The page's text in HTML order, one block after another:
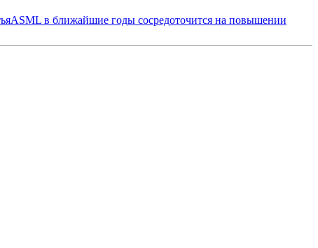
ASML в ближайшие годы сосредоточится на повышении